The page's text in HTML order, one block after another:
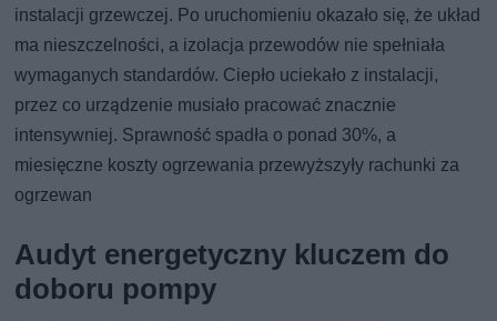
instalacji grzewczej. Po uruchomieniu okazało się, że układ
ma nieszczelności, a izolacja przewodów nie spełniała
wymaganych standardów. Ciepło uciekało z instalacji,
przez co urządzenie musiało pracować znacznie
intensywniej. Sprawność spadła o ponad 30%, a
miesięczne koszty ogrzewania przewyższyły rachunki za
ogrzewan
Audyt energetyczny kluczem do
doboru pompy